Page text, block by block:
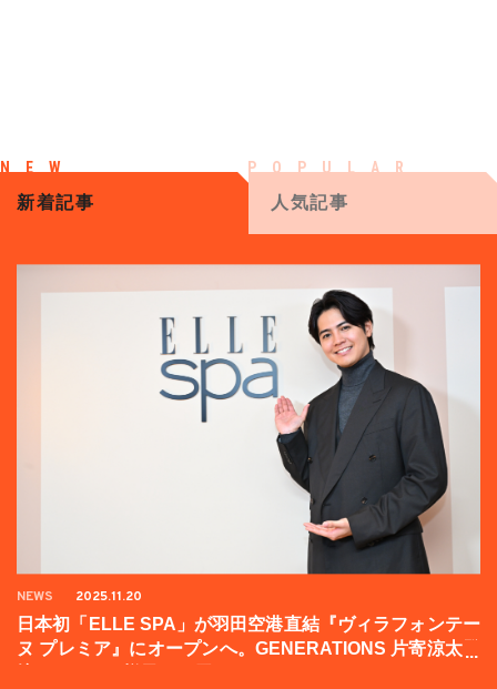
新着記事 人気記事
NEWS 2025.11.20
日本初「ELLE SPA」が羽田空港直結『ヴィラフォンテー
ヌ プレミア』にオープンへ。GENERATIONS 片寄涼太登